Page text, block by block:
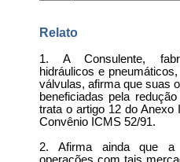
Relato
1. A Consulente,
hidráulicos e
válvulas, afirma que suas
beneficiadas pela
trata o artigo 12 do
Convênio ICMS 52/91.
2. Afirma ainda que a